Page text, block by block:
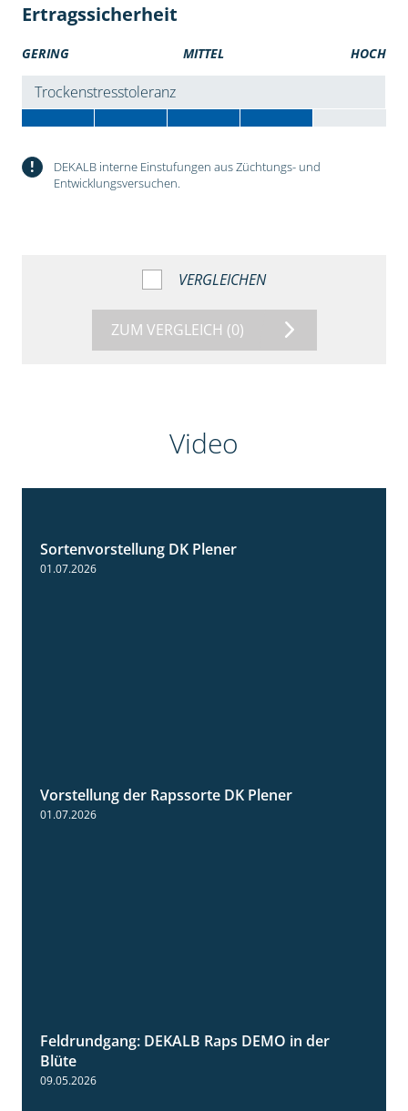
Ertragssicherheit
GERING MITTEL HOCH
Trockenstresstoleranz
!
DEKALB interne Einstufungen aus Züchtungs- und
Entwicklungsversuchen.
VERGLEICHEN
ZUM VERGLEICH (0)
Video
Sortenvorstellung DK Plener
01.07.2026
Vorstellung der Rapssorte DK Plener
01.07.2026
2:37
Feldrundgang: DEKALB Raps DEMO in der
Blüte
09.05.2026